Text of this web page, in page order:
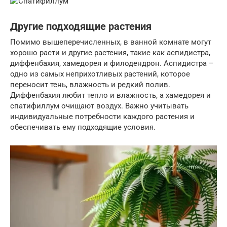
Другие подходящие растения
Помимо вышеперечисленных, в ванной комнате могут
хорошо расти и другие растения, такие как аспидистра,
диффенбахия, хамедорея и филодендрон. Аспидистра –
одно из самых неприхотливых растений, которое
переносит тень, влажность и редкий полив.
Диффенбахия любит тепло и влажность, а хамедорея и
спатифиллум очищают воздух. Важно учитывать
индивидуальные потребности каждого растения и
обеспечивать ему подходящие условия.